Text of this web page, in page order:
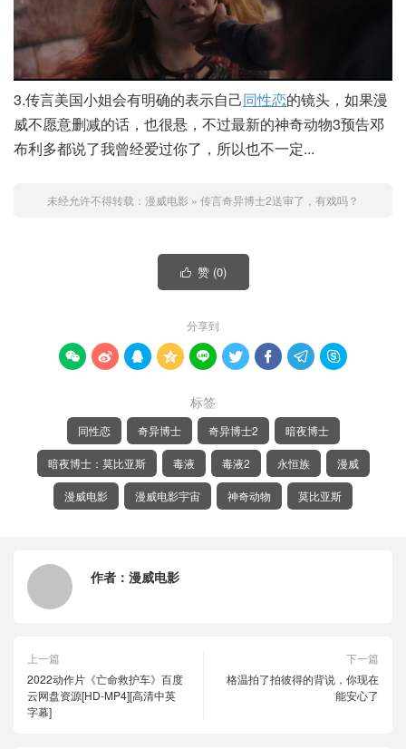
3.传言美国小姐会有明确的表示自己同性恋的镜头，如果漫
威不愿意删减的话，也很悬，不过最新的神奇动物3预告邓
布利多都说了我曾经爱过你了，所以也不一定...
未经允许不得转载： 漫威电影 » 传言奇异博士2送审了，有戏吗？
 赞 (0)
分享到
        
标签
同性恋 奇异博士 奇异博士2 暗夜博士
暗夜博士：莫比亚斯 毒液 毒液2 永恒族 漫威
漫威电影 漫威电影宇宙 神奇动物 莫比亚斯
作者： 漫威电影
上一篇
2022动作片《亡命救护车》百度
云网盘资源[HD-MP4][高清中英
字幕]
下一篇
格温拍了拍彼得的背说，你现在
能安心了